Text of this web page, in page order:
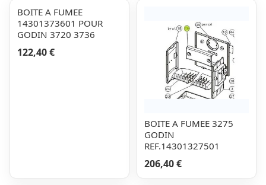
BOITE A FUMEE
14301373601 POUR
GODIN 3720 3736
122,40 €
BOITE A FUMEE 3275
GODIN
REF.14301327501
206,40 €